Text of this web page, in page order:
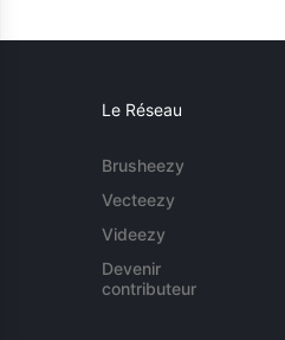
Le Réseau
Brusheezy
Vecteezy
Videezy
Devenir
contributeur